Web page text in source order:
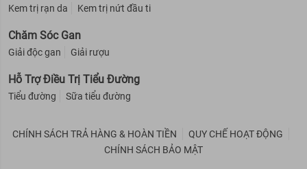
Kem trị rạn da Kem trị nứt đầu ti
Chăm Sóc Gan
Giải độc gan Giải rượu
Hỗ Trợ Điều Trị Tiểu Đường
Tiểu đường Sữa tiểu đường
CHÍNH SÁCH TRẢ HÀNG & HOÀN TIỀN
QUY CHẾ HOẠT ĐỘNG
CHÍNH SÁCH BẢO MẬT